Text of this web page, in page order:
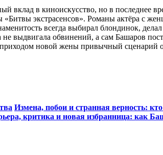
вклад в киноискусство, но в последнее
экстрасенсов». Романы актёра с
всегда выбирал блондинок,
выдвигала обвинений, а сам Башаров
новой жены привычный сценарий
Измена, побои и странная верность:
критика и новая избранница: как